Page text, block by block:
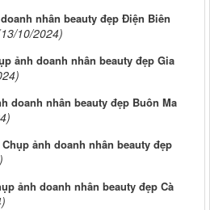
nhân beauty đẹp Điện Biên
10/2024)
ảnh doanh nhân beauty đẹp Gia
doanh nhân beauty đẹp Buôn Ma
ảnh doanh nhân beauty đẹp
ảnh doanh nhân beauty đẹp Cà